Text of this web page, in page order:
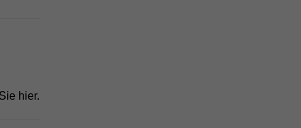
hier.